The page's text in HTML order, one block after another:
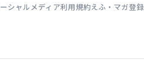
シャルメディア利用規約えふ・マガ登録